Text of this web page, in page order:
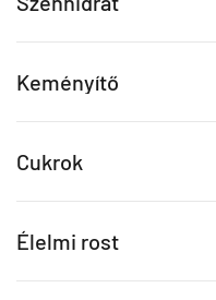
Keményítő
Cukrok
Élelmi rost